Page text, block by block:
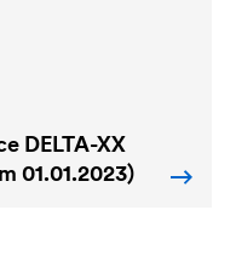
DELTA-XX
01.01.2023)